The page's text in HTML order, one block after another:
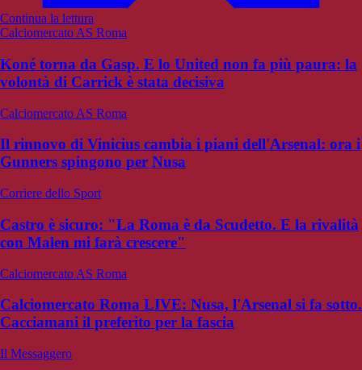
Continua la lettura
Calciomercato AS Roma
Koné torna da Gasp. E lo United non fa più paura: la
volontà di Carrick è stata decisiva
Calciomercato AS Roma
Il rinnovo di Vinicius cambia i piani dell'Arsenal: ora i
Gunners spingono per Nusa
Corriere dello Sport
Castro è sicuro: "La Roma è da Scudetto. E la rivalità
con Malen mi farà crescere"
Calciomercato AS Roma
Calciomercato Roma LIVE: Nusa, l'Arsenal si fa sotto.
Cacciamani il preferito per la fascia
Il Messaggero